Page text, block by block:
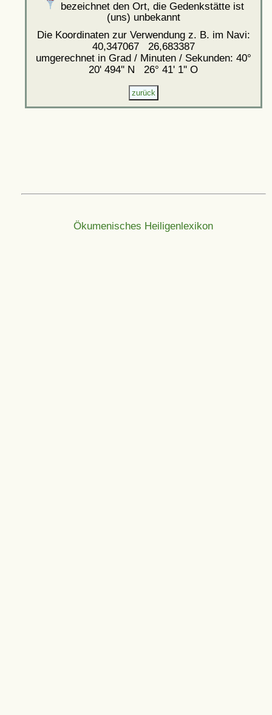
bezeichnet den Ort, die Gedenkstätte ist
(uns) unbekannt
Die Koordinaten zur Verwendung z. B. im Navi:
40,347067 26,683387
umgerechnet in Grad / Minuten / Sekunden: 40°
20' 494'' N 26° 41' 1'' O
Ökumenisches Heiligenlexikon